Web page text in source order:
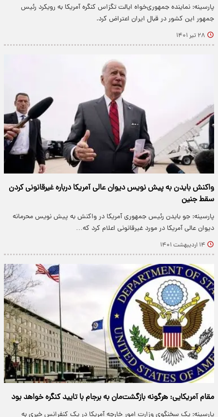
پارسینه: نماینده جمهوری‌خواه ایالت تگزاس کنگره آمریکا به رویکرد رئیس
جمهور این کشور در قبال ایران اعتراض کرد.
۲۸ تیر ۱۴۰۱
واکنش بایدن به پیش نویس دیوان عالی آمریکا درباره غیرقانونی کردن
سقط جنین
پارسینه: جو بایدن رئیس جمهوری آمریکا در واکنش به پیش نویس محرمانه
دیوان عالی آمریکا در مورد غیرقانونی اعلام کرد که…
۱۴ اردیبهشت ۱۴۰۱
مقام آمریکایی: هرگونه بازگشت‌مان به برجام با تایید کنگره خواهد بود
پارسینه: یک‌ سخنگوی‌ وزارت امور خارجه آمریکا در یک کنفرانس خبری به